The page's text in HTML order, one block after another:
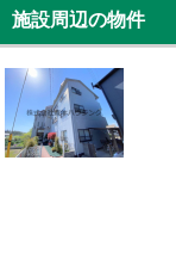
施設周辺の物件